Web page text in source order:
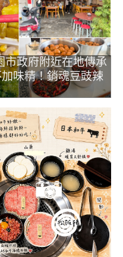
市政府附近在地傳承
味精！銷魂豆豉辣